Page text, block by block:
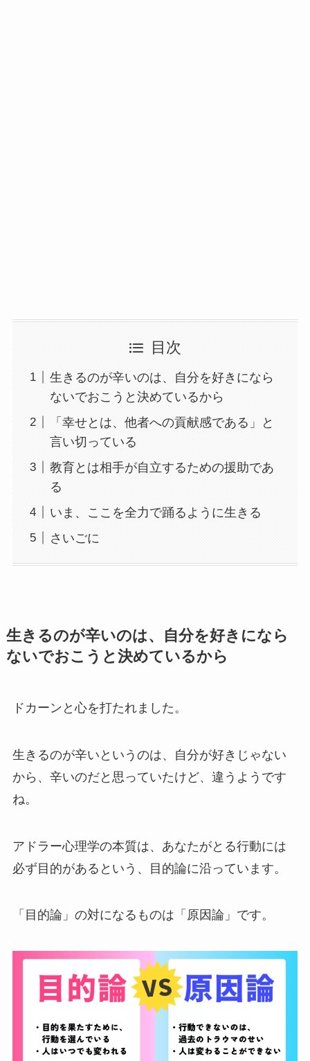
目次
生きるのが辛いのは、自分を好きになら
ないでおこうと決めているから
「幸せとは、他者への貢献感である」と
言い切っている
教育とは相手が自立するための援助であ
る
いま、ここを全力で踊るように生きる
さいごに
生きるのが辛いのは、自分を好きになら
ないでおこうと決めているから
ドカーンと心を打たれました。
生きるのが辛いというのは、自分が好きじゃない
から、辛いのだと思っていたけど、違うようです
ね。
アドラー心理学の本質は、あなたがとる行動には
必ず目的があるという、目的論に沿っています。
「目的論」の対になるものは「原因論」です。